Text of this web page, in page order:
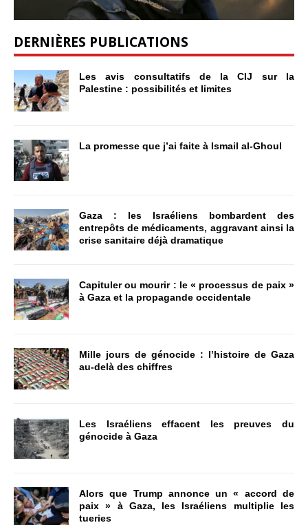
DERNIÈRES PUBLICATIONS
Les avis consultatifs de la CIJ sur la
Palestine : possibilités et limites
La promesse que j’ai faite à Ismail al-Ghoul
Gaza : les Israéliens bombardent des
entrepôts de médicaments, aggravant ainsi la
crise sanitaire déjà dramatique
Capituler ou mourir : le « processus de paix »
à Gaza et la propagande occidentale
Mille jours de génocide : l’histoire de Gaza
au-delà des chiffres
Les Israéliens effacent les preuves du
génocide à Gaza
Alors que Trump annonce un « accord de
paix » à Gaza, les Israéliens multiplie les
tueries